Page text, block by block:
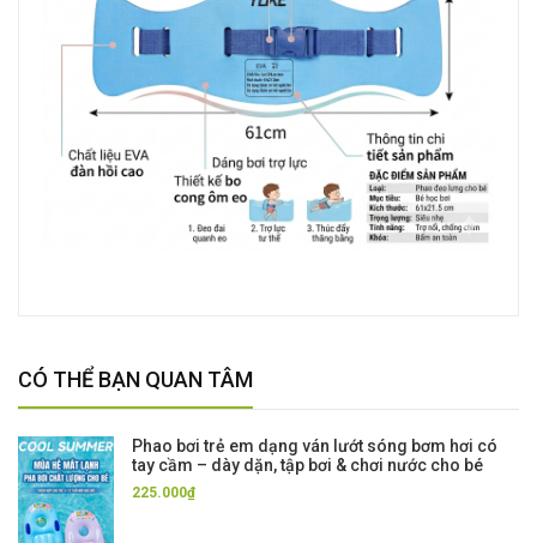
CÓ THỂ BẠN QUAN TÂM
Phao bơi trẻ em dạng ván lướt sóng bơm hơi có
tay cầm – dày dặn, tập bơi & chơi nước cho bé
225.000₫